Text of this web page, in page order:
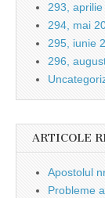
293,
294, mai
295, iunie
296,
ARTICOLE
Apostolul
Probleme